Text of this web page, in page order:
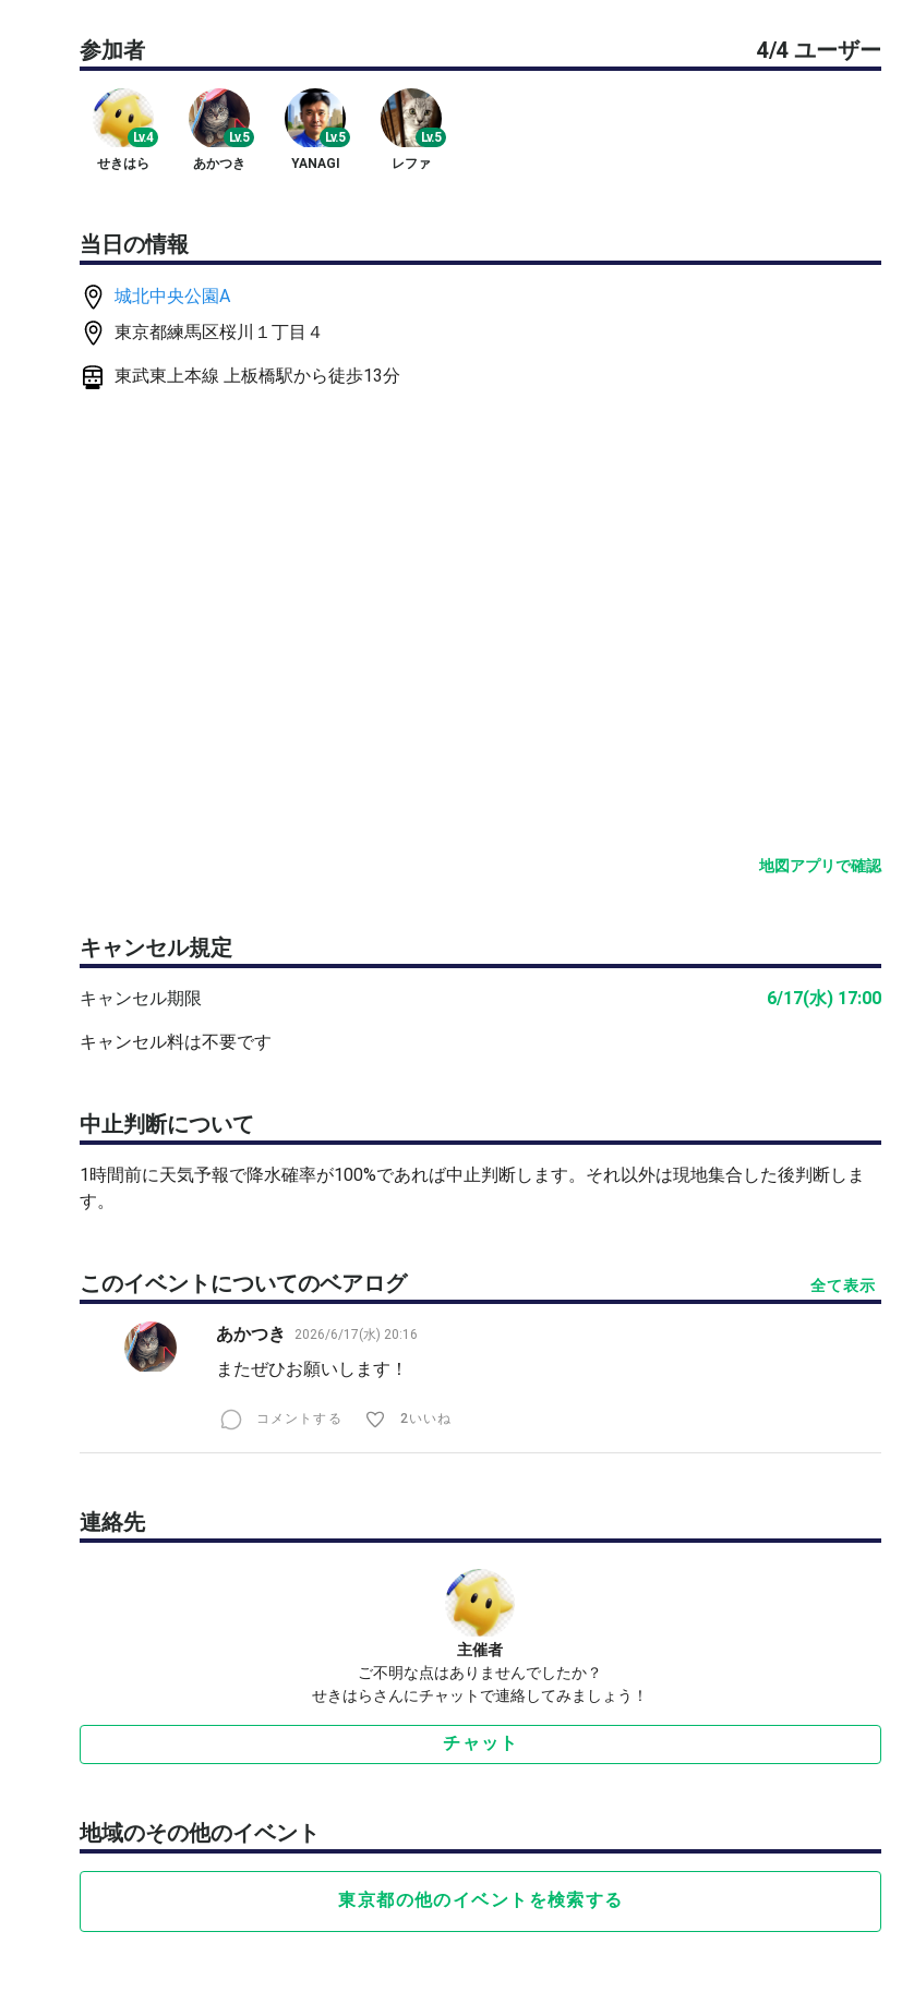
新球持参します🚲
参加者 4/4 ユーザー
Lv.4
せきはら
Lv.5
あかつき
Lv.5
YANAGI
Lv.5
レファ
当日の情報
城北中央公園A
東京都練馬区桜川１丁目４
東武東上本線 上板橋駅から徒歩13分
地図アプリで確認
キャンセル規定
キャンセル期限 6/17(水) 17:00
キャンセル料は不要です
中止判断について
1時間前に天気予報で降水確率が100%であれば中止判断します。それ以外は現地集合した後判断しま
す。
このイベントについてのベアログ 全て表示
あかつき 2026/6/17(水) 20:16
またぜひお願いします！
コメントする 2いいね
連絡先
主催者
ご不明な点はありませんでしたか？
せきはらさんにチャットで連絡してみましょう！
チャット
地域のその他のイベント
東京都の他のイベントを検索する